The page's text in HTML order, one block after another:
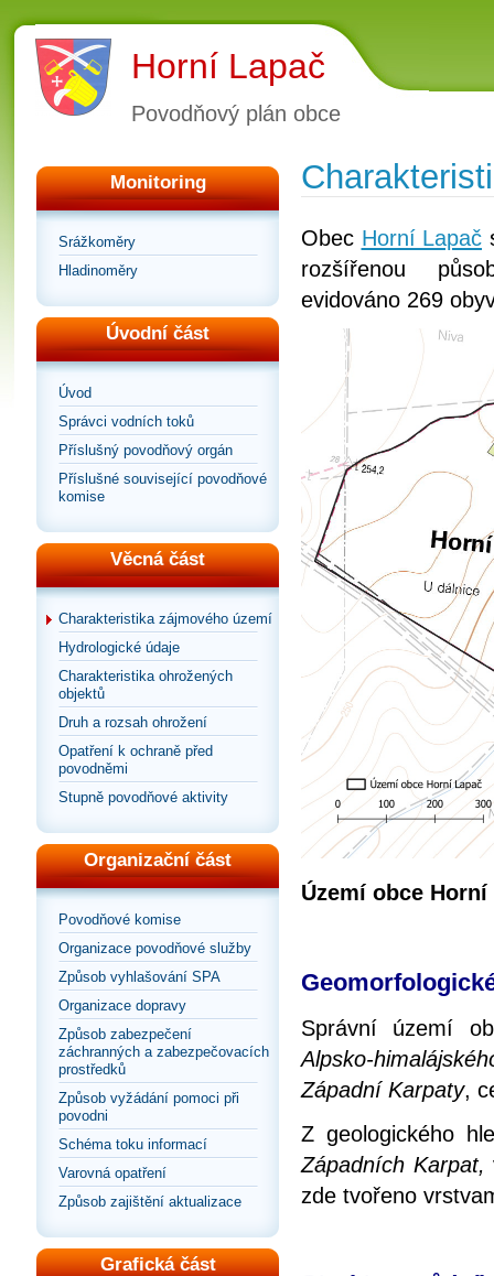
Horní Lapač
Povodňový plán obce
Monitoring
Srážkoměry
Hladinoměry
Úvodní část
Úvod
Správci vodních toků
Příslušný povodňový orgán
Příslušné související povodňové
komise
Věcná část
Charakteristika zájmového území
Hydrologické údaje
Charakteristika ohrožených
objektů
Druh a rozsah ohrožení
Opatření k ochraně před
povodněmi
Stupně povodňové aktivity
Organizační část
Povodňové komise
Organizace povodňové služby
Způsob vyhlašování SPA
Organizace dopravy
Způsob zabezpečení
záchranných a zabezpečovacích
prostředků
Způsob vyžádání pomoci při
povodni
Schéma toku informací
Varovná opatření
Způsob zajištění aktualizace
Grafická část
Obec Horní Lapač
rozšířenou
evidováno 269
Území obce Horní
Správní území
Alpsko-
Západní Karpaty,
Z geologického
Západních Karpat,
zde tvořeno